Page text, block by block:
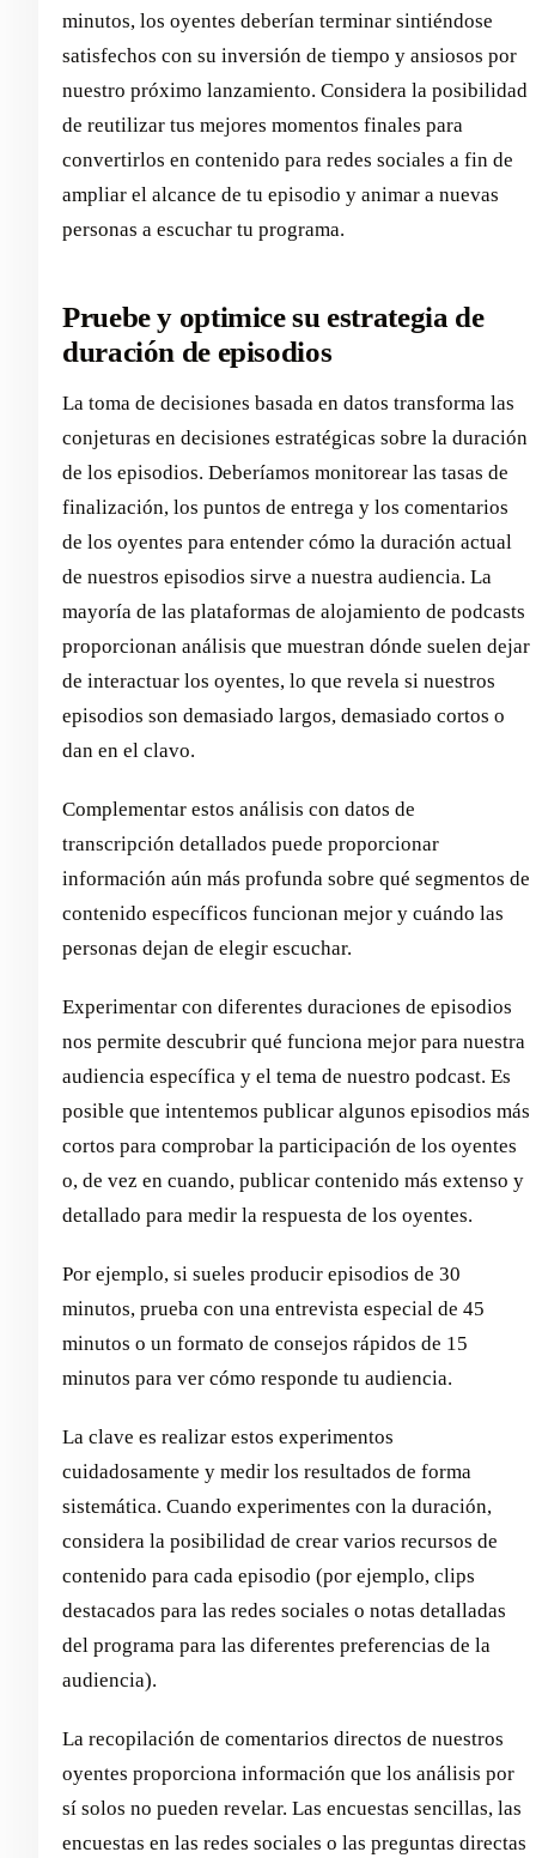
minutos, los oyentes deberían terminar sintiéndose
satisfechos con su inversión de tiempo y ansiosos por
nuestro próximo lanzamiento. Considera la posibilidad
de reutilizar tus mejores momentos finales para
convertirlos en contenido para redes sociales a fin de
ampliar el alcance de tu episodio y animar a nuevas
personas a escuchar tu programa.
Pruebe y optimice su estrategia de
duración de episodios
La toma de decisiones basada en datos transforma las
conjeturas en decisiones estratégicas sobre la duración
de los episodios. Deberíamos monitorear las tasas de
finalización, los puntos de entrega y los comentarios
de los oyentes para entender cómo la duración actual
de nuestros episodios sirve a nuestra audiencia. La
mayoría de las plataformas de alojamiento de podcasts
proporcionan análisis que muestran dónde suelen dejar
de interactuar los oyentes, lo que revela si nuestros
episodios son demasiado largos, demasiado cortos o
dan en el clavo.
Complementar estos análisis con datos de
transcripción detallados puede proporcionar
información aún más profunda sobre qué segmentos de
contenido específicos funcionan mejor y cuándo las
personas dejan de elegir escuchar.
Experimentar con diferentes duraciones de episodios
nos permite descubrir qué funciona mejor para nuestra
audiencia específica y el tema de nuestro podcast. Es
posible que intentemos publicar algunos episodios más
cortos para comprobar la participación de los oyentes
o, de vez en cuando, publicar contenido más extenso y
detallado para medir la respuesta de los oyentes.
Por ejemplo, si sueles producir episodios de 30
minutos, prueba con una entrevista especial de 45
minutos o un formato de consejos rápidos de 15
minutos para ver cómo responde tu audiencia.
La clave es realizar estos experimentos
cuidadosamente y medir los resultados de forma
sistemática. Cuando experimentes con la duración,
considera la posibilidad de crear varios recursos de
contenido para cada episodio (por ejemplo, clips
destacados para las redes sociales o notas detalladas
del programa para las diferentes preferencias de la
audiencia).
La recopilación de comentarios directos de nuestros
oyentes proporciona información que los análisis por
sí solos no pueden revelar. Las encuestas sencillas, las
encuestas en las redes sociales o las preguntas directas